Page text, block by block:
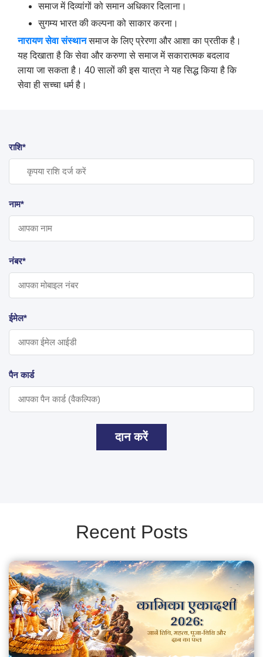
समाज में दिव्यांगों को समान अधिकार दिलाना।
सुगम्य भारत की कल्पना को साकार करना।
नारायण सेवा संस्थान समाज के लिए प्रेरणा और आशा का प्रतीक है।
यह दिखाता है कि सेवा और करुणा से समाज में सकारात्मक बदलाव
लाया जा सकता है। 40 सालों की इस यात्रा ने यह सिद्ध किया है कि
सेवा ही सच्चा धर्म है।
राशि*
नाम*
नंबर*
ईमेल*
पैन कार्ड
दान करें
Recent Posts